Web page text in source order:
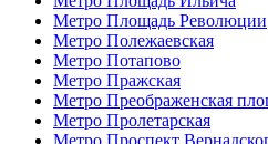
Метро Площадь Революции
Метро Полежаевская
Метро Потапово
Метро Пражская
Метро Преображенская
Метро Пролетарская
Метро Проспект